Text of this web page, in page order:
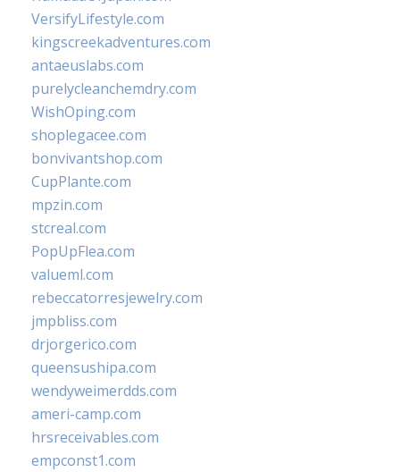
VersifyLifestyle.com
kingscreekadventures.com
antaeuslabs.com
purelycleanchemdry.com
WishOping.com
shoplegacee.com
bonvivantshop.com
CupPlante.com
mpzin.com
stcreal.com
PopUpFlea.com
valueml.com
rebeccatorresjewelry.com
jmpbliss.com
drjorgerico.com
queensushipa.com
wendyweimerdds.com
ameri-camp.com
hrsreceivables.com
empconst1.com